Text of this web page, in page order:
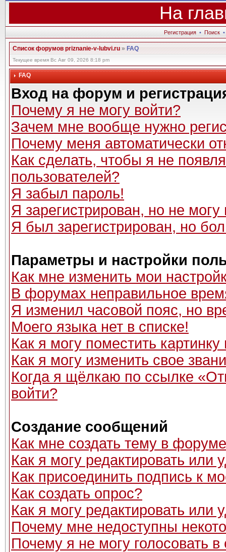
На
Регистрация • Поиск •
Список форумов priznanie-v-lubvi.ru»FAQ
Текущее время Вс Авг 09, 2026 8:18 pm
FAQ
Вход на форум и
Почему я не могу войти?
Зачем мне вообще нужно
Почему меня автоматически
Как сделать, чтобы я не
пользователей?
Я забыл пароль!
Я зарегистрирован, но не могу
Я был зарегистрирован, но
Параметры и настройки
Как мне изменить мои
В форумах неправильное
Я изменил часовой пояс, но
Моего языка нет в списке!
Как я могу поместить
Как я могу изменить свое
Когда я щёлкаю по ссылке
войти?
Создание сообщений
Как мне создать тему в
Как я могу редактировать или
Как присоединить подпись к
Как создать опрос?
Как я могу редактировать или
Почему мне недоступны
Почему я не могу голосовать в